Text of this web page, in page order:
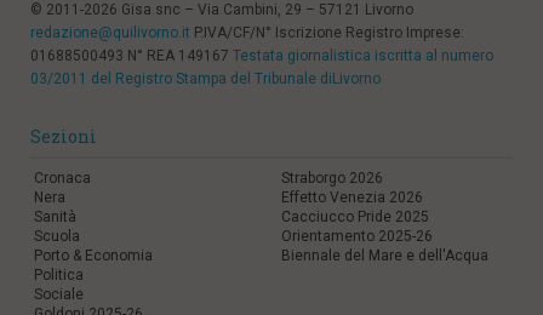
© 2011-2026 Gisa snc – Via Cambini, 29 – 57121 Livorno
redazione@quilivorno.it P.IVA/CF/N° Iscrizione Registro Imprese:
01688500493 N° REA 149167 Testata giornalistica iscritta al numero
03/2011 del Registro Stampa del Tribunale diLivorno
Sezioni
Cronaca
Nera
Sanità
Scuola
Porto & Economia
Politica
Sociale
Straborgo 2026
Effetto Venezia 2026
Cacciucco Pride 2025
Orientamento 2025-26
Biennale del Mare e dell'Acqua